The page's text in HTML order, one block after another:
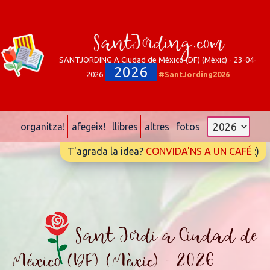
SantJording.com
SANTJORDING A Ciudad de México (DF) (Mèxic) - 23-04-
2026
2026 #SantJording2026
organitza! afegeix! llibres altres fotos
T'agrada la idea? CONVIDA'NS A UN CAFÉ :)
Sant Jordi a Ciudad de
México (DF) (Mèxic) - 2026